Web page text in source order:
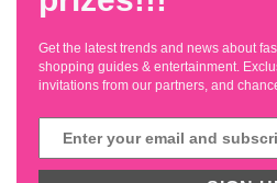
Get the latest trends and news about
shopping guides & entertainment.
invitations from our partners, and